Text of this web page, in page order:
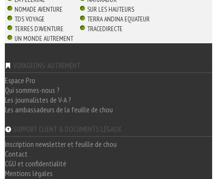
NOMADE AVENTURE
SUR LES HAUTEURS
TDS VOYAGE
TERRA ANDINA EQUATEUR
TERRES D'AVENTURE
TRACEDIRECTE
UN MONDE AUTREMENT
VOYAGEONS-AUTREMENT
Espace Pro
Qui sommes-nous ?
Les journalistes de V-A ?
Les ambassadeurs de la feuille de chou
SUPPORT CLIENT & DOCUMENTS LÉGAUX
Inscription newsletter et feuille de chou
Contact
CGU et confidentialité
Mentions légales